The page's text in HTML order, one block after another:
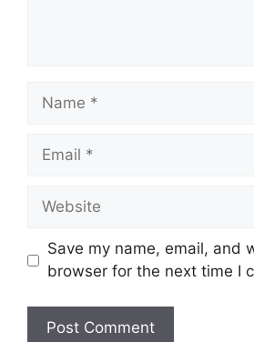
Name
Email
Website
Save my name, email, and
browser for the next time I